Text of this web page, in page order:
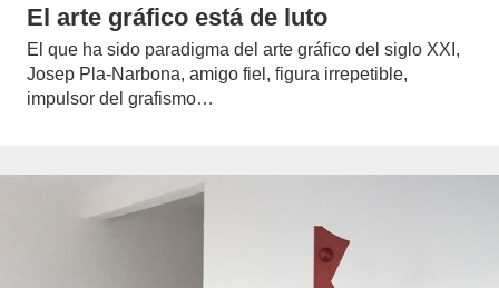
El arte gráfico está de luto
El que ha sido paradigma del arte gráfico del siglo XXI,
Josep Pla-Narbona, amigo fiel, figura irrepetible,
impulsor del grafismo…